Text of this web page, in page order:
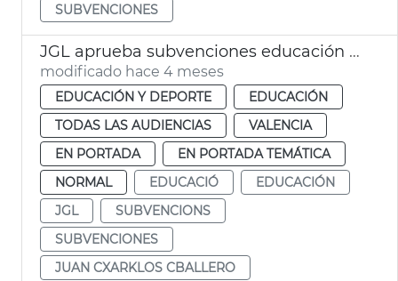
SUBVENCIONES
JGL aprueba subvenciones educación infantil València
modificado hace 4 meses
EDUCACIÓN Y DEPORTE
EDUCACIÓN
TODAS LAS AUDIENCIAS
VALENCIA
EN PORTADA
EN PORTADA TEMÁTICA
NORMAL
EDUCACIÓ
EDUCACIÓN
JGL
SUBVENCIONS
SUBVENCIONES
JUAN CXARKLOS CBALLERO